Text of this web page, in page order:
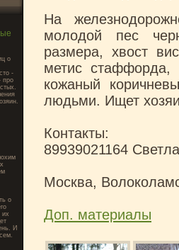
о
-
про
о
их
И
На
молодой пес
размера, хвост
метис
кожаный
людьми. Ищет
Контакты:
89939021164
Москва,
Доп. материалы